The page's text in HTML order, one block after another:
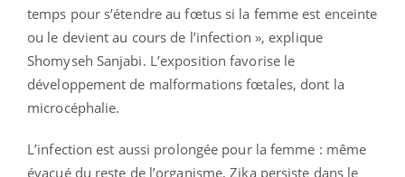
temps pour s’étendre au fœtus si la femme est enceinte
ou le devient au cours de l’infection », explique
Shomyseh Sanjabi. L’exposition favorise le
développement de malformations fœtales, dont la
microcéphalie.
L’infection est aussi prolongée pour la femme : même
évacué du reste de l’organisme, Zika persiste dans le